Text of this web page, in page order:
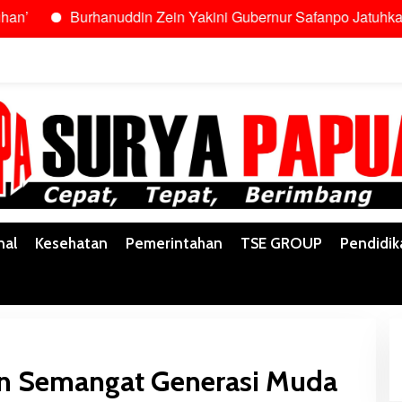
Zein Yakini Gubernur Safanpo Jatuhkan Pilihan ke
Kesehatan Pemerintahan TSE GROUP
Semangat Generasi Muda